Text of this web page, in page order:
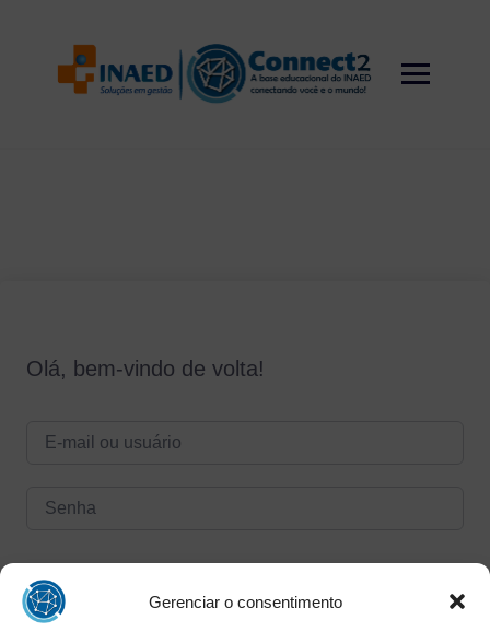
Gerenciar o consentimento
Olá, bem-vindo de volta!